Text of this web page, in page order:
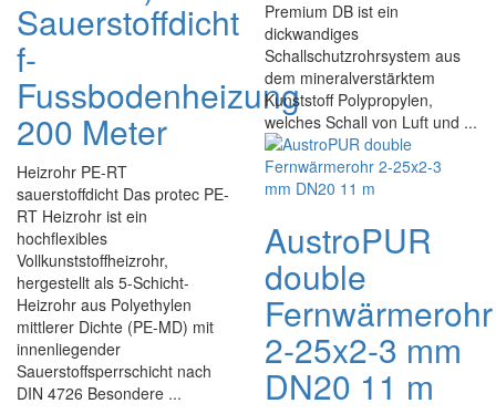
Sauerstoffdicht
f-
Fussbodenheizung
200 Meter
Heizrohr PE-RT
sauerstoffdicht Das protec PE-
RT Heizrohr ist ein
hochflexibles
Vollkunststoffheizrohr,
hergestellt als 5-Schicht-
Heizrohr aus Polyethylen
mittlerer Dichte (PE-MD) mit
innenliegender
Sauerstoffsperrschicht nach
DIN 4726 Besondere ...
Premium DB ist ein
dickwandiges
Schallschutzrohrsystem aus
dem mineralverstärktem
Kunststoff Polypropylen,
welches Schall von Luft und ...
AustroPUR
double
Fernwärmerohr
2-25x2-3 mm
DN20 11 m